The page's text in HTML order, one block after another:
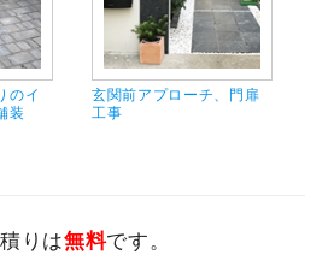
のイ
装
玄関前アプローチ、門扉
工事
りは無料です。